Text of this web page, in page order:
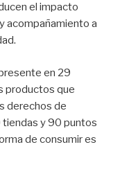
el impacto
acompañamiento a
en 29
productos que
derechos de
tiendas y 90 puntos
de consumir es